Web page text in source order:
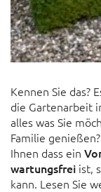
Kennen Sie das?
die Gartenarbeit
alles was Sie
Familie
Ihnen dass ein
wartungsfrei ist,
kann. Lesen Sie